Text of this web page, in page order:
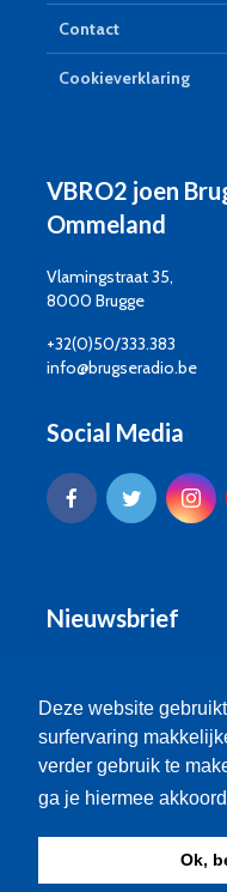
Deze website
surfervaring
verder gebruik te
ga je hiermee
Ok,
Contact
Cookieverklaring
VBRO2 joen
Ommeland
Vlamingstraat 35,
8000 Brugge
+32(0)50/333.383
info@brugseradio.be
Social Media
Nieuwsbrief
©